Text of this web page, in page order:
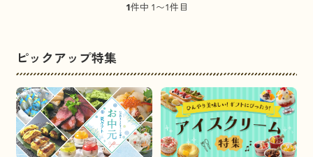
1件中 1〜1件目
ピックアップ特集